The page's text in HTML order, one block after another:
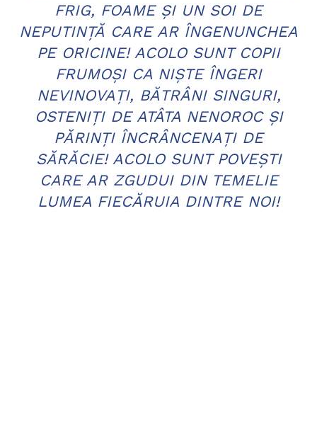
FRIG, FOAME ŞI UN SOI DE
NEPUTINŢĂ CARE AR ÎNGENUNCHEA
PE ORICINE! ACOLO SUNT COPII
FRUMOŞI CA NIŞTE ÎNGERI
NEVINOVAŢI, BĂTRÂNI SINGURI,
OSTENIŢI DE ATÂTA NENOROC ŞI
PĂRINŢI ÎNCRÂNCENAŢI DE
SĂRĂCIE! ACOLO SUNT POVEŞTI
CARE AR ZGUDUI DIN TEMELIE
LUMEA FIECĂRUIA DINTRE NOI!